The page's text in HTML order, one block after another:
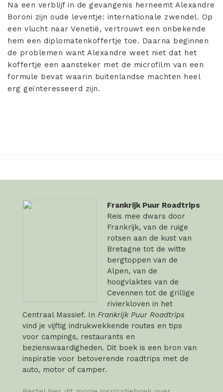
Na een verblijf in de gevangenis herneemt Alexandre
Boroni zijn oude leventje: internationale zwendel. Op
een vlucht naar Venetië, vertrouwt een onbekende
hem een diplomatenkoffertje toe. Daarna beginnen
de problemen want Alexandre weet niet dat het
koffertje een aansteker met de microfilm van een
formule bevat waarin buitenlandse machten heel
erg geïnteresseerd zijn.
Frankrijk Puur Roadtrips
Reis mee dwars door
Frankrijk, van de ruige
rotsen aan de kust van
Bretagne tot de witte
bergtoppen van de
Alpen, van de
hoogvlaktes van de
Cevennen tot de grillige
rivierkloven in het
Centraal Massief. In Frankrijk Puur Roadtrips
vind je vijftig indrukwekkende routes en tips
voor campings, restaurants en
bezienswaardigheden. Dit boek is een bron van
inspiratie voor betoverende roadtrips met de
auto, motor of camper.